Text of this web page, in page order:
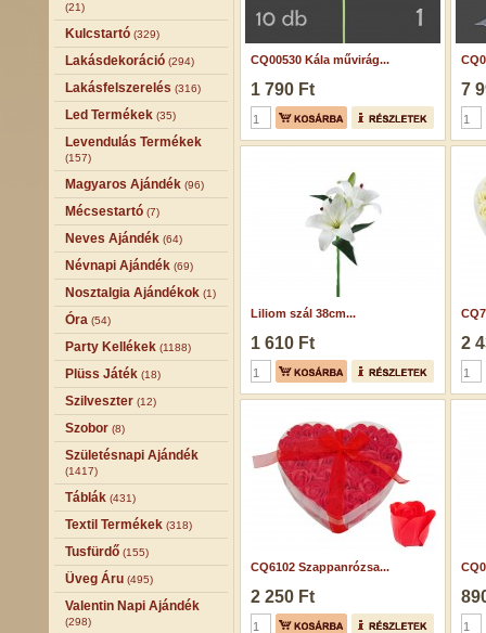
(21)
Kulcstartó (329)
Lakásdekoráció (294)
Lakásfelszerelés (316)
Led Termékek (35)
Levendulás Termékek
(157)
Magyaros Ajándék (96)
Mécsestartó (7)
Neves Ajándék (64)
Névnapi Ajándék (69)
Nosztalgia Ajándékok (1)
Óra (54)
Party Kellékek (1188)
Plüss Játék (18)
Szilveszter (12)
Szobor (8)
Születésnapi Ajándék
(1417)
Táblák (431)
Textil Termékek (318)
Tusfürdő (155)
Üveg Áru (495)
Valentin Napi Ajándék
(298)
CQ00530 Kála művirág...
1 790 Ft 7
Liliom szál 38cm...
1 610 Ft 2
CQ6102 Szappanrózsa...
2 250 Ft